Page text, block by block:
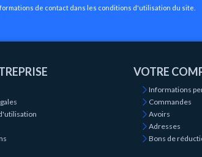
de contact dans les conditions d'utilisation du site.
VOTRE
Informations
Commandes
Avoirs
Adresses
Bons de